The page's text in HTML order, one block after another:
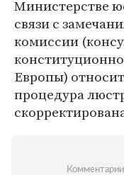
Министерстве
связи с
комиссии
Европы)
процедура